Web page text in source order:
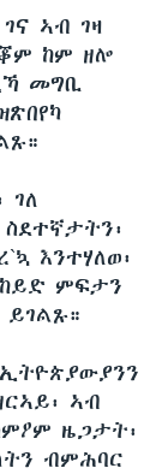
ኣብ ገዛ
ከም ዘሎ
መግቢ
ገለ
እንተሃለወ፡
ምፍታን
ኣብ
ዜጋታት፡
ብምሕባር